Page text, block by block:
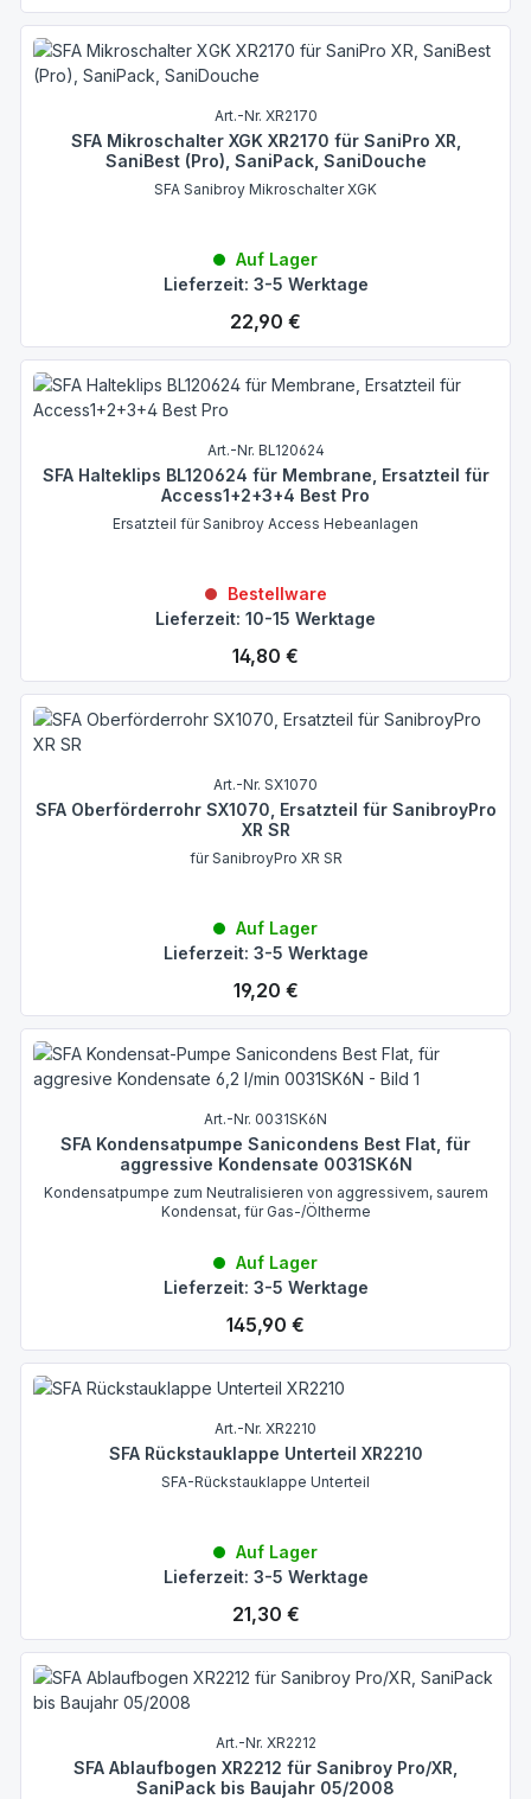
Art.-Nr. XR2170
SFA Mikroschalter XGK XR2170 für SaniPro XR,
SaniBest (Pro), SaniPack, SaniDouche
SFA Sanibroy Mikroschalter XGK
Auf Lager
Lieferzeit: 3-5 Werktage
Regulärer Preis:
22,90 €
Art.-Nr. BL120624
SFA Halteklips BL120624 für Membrane, Ersatzteil für
Access1+2+3+4 Best Pro
Ersatzteil für Sanibroy Access Hebeanlagen
Bestellware
Lieferzeit: 10-15 Werktage
Regulärer Preis:
14,80 €
Art.-Nr. SX1070
SFA Oberförderrohr SX1070, Ersatzteil für SanibroyPro
XR SR
für SanibroyPro XR SR
Auf Lager
Lieferzeit: 3-5 Werktage
Regulärer Preis:
19,20 €
Art.-Nr. 0031SK6N
SFA Kondensatpumpe Sanicondens Best Flat, für
aggressive Kondensate 0031SK6N
Kondensatpumpe zum Neutralisieren von aggressivem, saurem
Kondensat, für Gas-/Öltherme
Auf Lager
Lieferzeit: 3-5 Werktage
Regulärer Preis:
145,90 €
Art.-Nr. XR2210
SFA Rückstauklappe Unterteil XR2210
SFA-Rückstauklappe Unterteil
Auf Lager
Lieferzeit: 3-5 Werktage
Regulärer Preis:
21,30 €
Art.-Nr. XR2212
SFA Ablaufbogen XR2212 für Sanibroy Pro/XR,
SaniPack bis Baujahr 05/2008